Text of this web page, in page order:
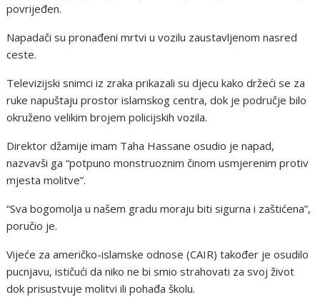
povrijeđen.
Napadači su pronađeni mrtvi u vozilu zaustavljenom nasred
ceste.
Televizijski snimci iz zraka prikazali su djecu kako držeći se za
ruke napuštaju prostor islamskog centra, dok je područje bilo
okruženo velikim brojem policijskih vozila.
Direktor džamije imam Taha Hassane osudio je napad,
nazvavši ga “potpuno monstruoznim činom usmjerenim protiv
mjesta molitve”.
“Sva bogomolja u našem gradu moraju biti sigurna i zaštićena”,
poručio je.
Vijeće za američko-islamske odnose (CAIR) također je osudilo
pucnjavu, ističući da niko ne bi smio strahovati za svoj život
dok prisustvuje molitvi ili pohađa školu.